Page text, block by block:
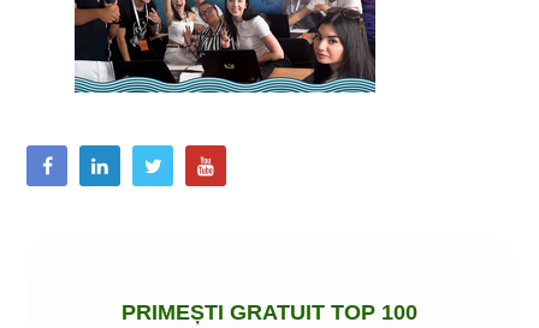
PRIMEȘTI GRATUIT TOP 100